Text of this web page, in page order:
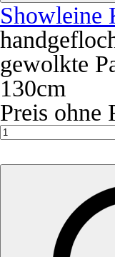
Showleine
gewolkte
130cm
Preis ohne